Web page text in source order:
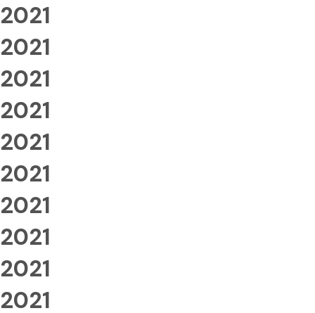
2021
2021
2021
2021
2021
2021
2021
2021
2021
2021